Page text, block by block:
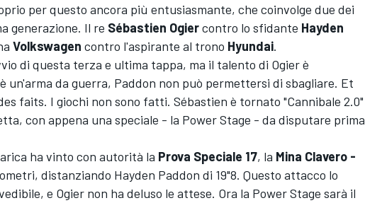
per questo ancora più entusiasmante, che coinvolge due dei
generazione. Il re Sébastien Ogiercontro lo sfidante Hayden
Volkswagen contro l'aspirante al trono Hyundai.
di questa terza e ultima tappa, ma il talento di Ogier è
un'arma da guerra, Paddon non può permettersi di sbagliare. Et
faits. I giochi non sono fatti. Sébastien è tornato "Cannibale 2.0"
con appena una speciale - la Power Stage - da disputare prima
ha vinto con autorità la Prova Speciale 17, la Mina Clavero -
distanziando Hayden Paddon di 19"8. Questo attacco lo
e Ogier non ha deluso le attese. Ora la Power Stage sarà il